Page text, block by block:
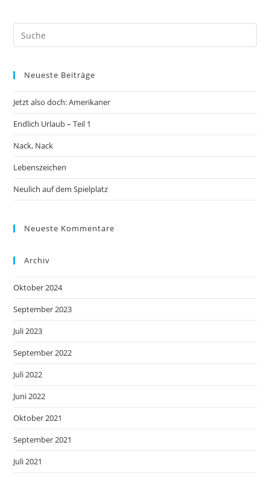
Neueste Beiträge
Jetzt also doch: Amerikaner
Endlich Urlaub – Teil 1
Nack, Nack
Lebenszeichen
Neulich auf dem Spielplatz
Neueste Kommentare
Archiv
Oktober 2024
September 2023
Juli 2023
September 2022
Juli 2022
Juni 2022
Oktober 2021
September 2021
Juli 2021